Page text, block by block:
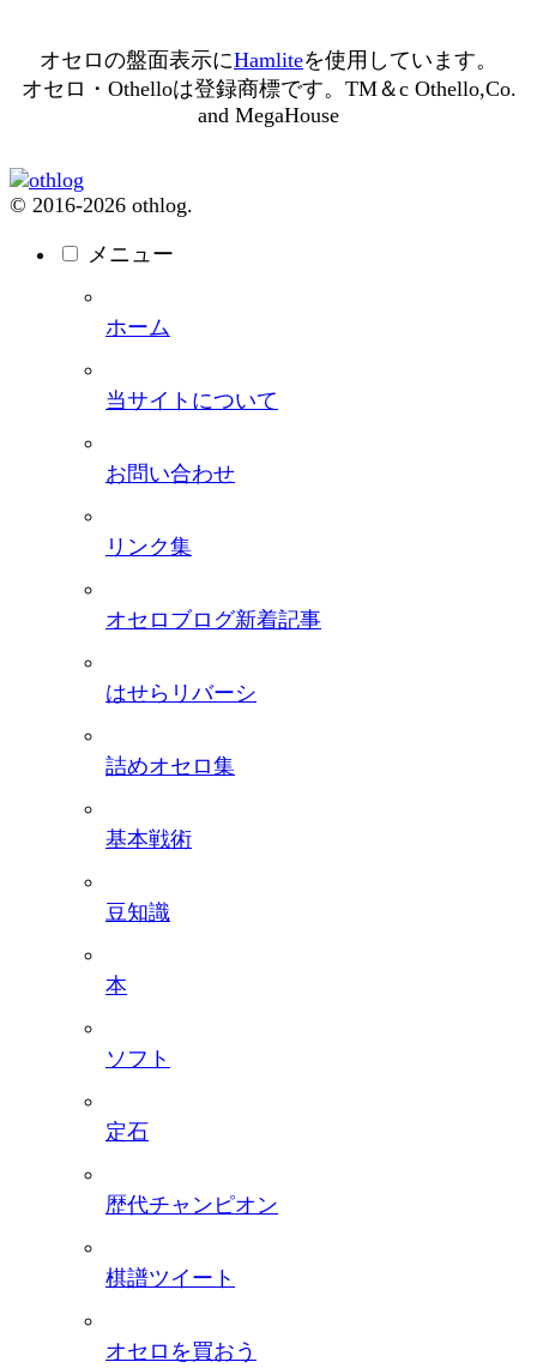
オセロの盤面表示にHamliteを使用しています。
オセロ・Othelloは登録商標です。TM＆c Othello,Co.
and MegaHouse
© 2016-2026 othlog.
メニュー
ホーム
当サイトについて
お問い合わせ
リンク集
オセロブログ新着記事
はせらリバーシ
詰めオセロ集
基本戦術
豆知識
本
ソフト
定石
歴代チャンピオン
棋譜ツイート
オセロを買おう